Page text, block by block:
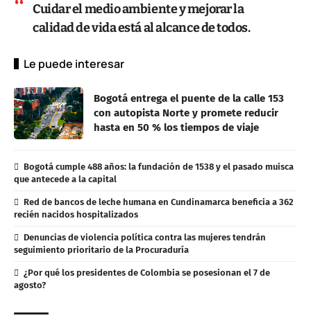
Cuidar el medio ambiente y mejorar la
calidad de vida está al alcance de todos.
Le puede interesar
Bogotá entrega el puente de la calle 153
con autopista Norte y promete reducir
hasta en 50 % los tiempos de viaje
Bogotá cumple 488 años: la fundación de 1538 y el pasado muisca
que antecede a la capital
Red de bancos de leche humana en Cundinamarca beneficia a 362
recién nacidos hospitalizados
Denuncias de violencia política contra las mujeres tendrán
seguimiento prioritario de la Procuraduría
¿Por qué los presidentes de Colombia se posesionan el 7 de
agosto?